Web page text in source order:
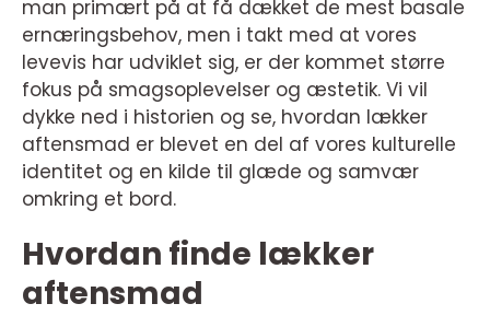
man primært på at få dækket de mest basale
ernæringsbehov, men i takt med at vores
levevis har udviklet sig, er der kommet større
fokus på smagsoplevelser og æstetik. Vi vil
dykke ned i historien og se, hvordan lækker
aftensmad er blevet en del af vores kulturelle
identitet og en kilde til glæde og samvær
omkring et bord.
Hvordan finde lækker
aftensmad